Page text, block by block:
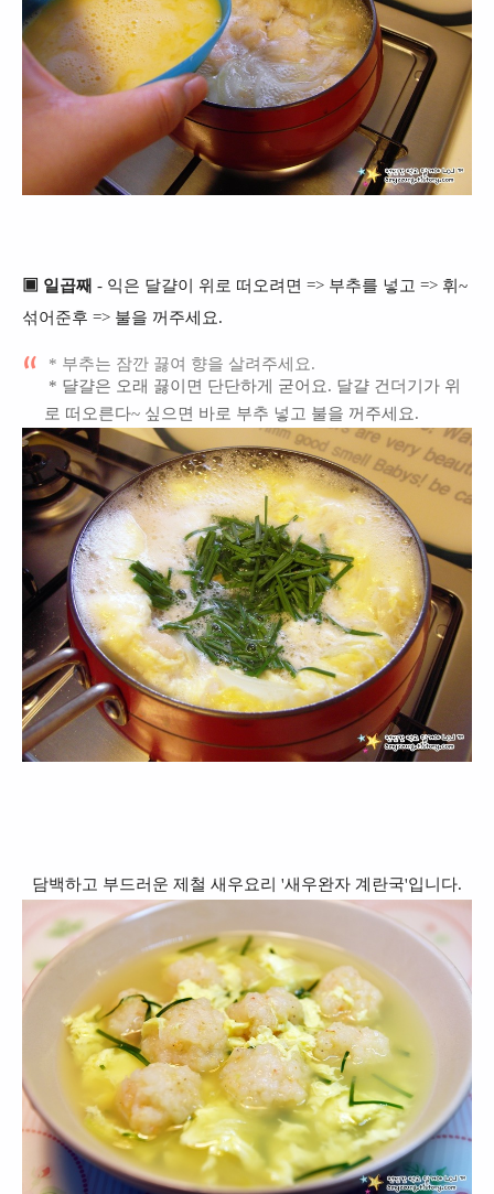
▣ 일곱째 - 익은 달걀이 위로 떠오려면 => 부추를 넣고 => 휘~
섞어준후 => 불을 꺼주세요.
* 부추는 잠깐 끓여 향을 살려주세요.
* 댤걀은 오래 끓이면 단단하게 굳어요. 달걀 건더기가 위
로 떠오른다~ 싶으면 바로 부추 넣고 불을 꺼주세요.
담백하고 부드러운 제철 새우요리 '새우완자 계란국'입니다.